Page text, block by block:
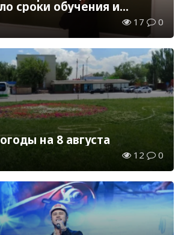
сроки обучения и
2026-2027 учебный год
17 0
на 8 августа
12 0